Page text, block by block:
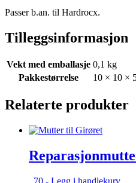
Passer b.an. til Hardrocx.
Tilleggsinformasjon
Vekt med emballasje 0,1 kg
Pakkestørrelse
10 × 10 ×
Relaterte produkter
70,- Legg i handlekurv